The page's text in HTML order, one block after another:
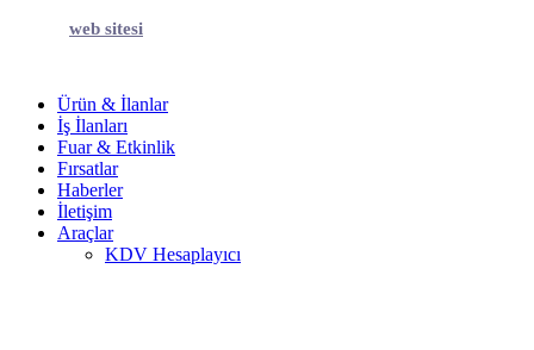
web sitesi
Ürün & İlanlar
İş İlanları
Fuar & Etkinlik
Fırsatlar
Haberler
İletişim
Araçlar
KDV Hesaplayıcı